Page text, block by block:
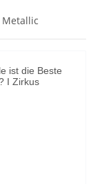
Metallic
ist die Beste
I Zirkus